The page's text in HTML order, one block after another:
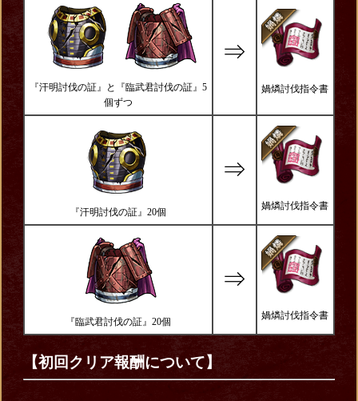
『汗明討伐の証』と『臨武君討伐の証』5
個ずつ
⇒
媧燐討伐指令書
『汗明討伐の証』20個
⇒
媧燐討伐指令書
『臨武君討伐の証』20個
⇒
媧燐討伐指令書
【初回クリア報酬について】